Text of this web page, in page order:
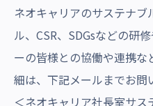
ネオキャリアのサステナ
ル、CSR、SDGsなどの研
ーの皆様との協働や連携
細は、下記メールまでお問
＜ネオキャリア社長室サ